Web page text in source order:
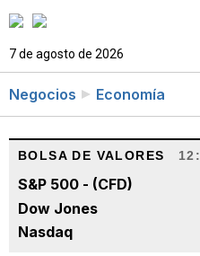
7 de agosto de 2026
Negocios Economía
BOLSA DE VALORES
S&P 500 - (CFD)
Dow Jones
Nasdaq